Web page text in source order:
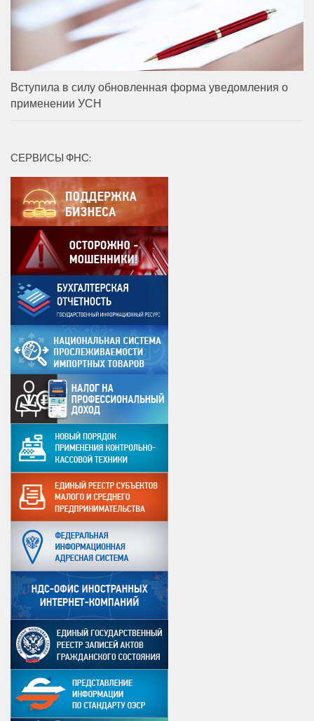
Вступила в силу обновленная форма уведомления о
применении УСН
СЕРВИСЫ ФНС: